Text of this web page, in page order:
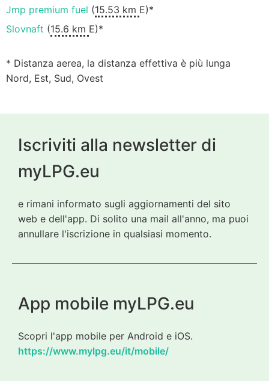
Jmp premium fuel (15.53 km E)*
Slovnaft (15.6 km E)*
* Distanza aerea, la distanza effettiva è più lunga
Nord, Est, Sud, Ovest
Iscriviti alla newsletter di
myLPG.eu
e rimani informato sugli aggiornamenti del sito
web e dell'app. Di solito una mail all'anno, ma puoi
annullare l'iscrizione in qualsiasi momento.
App mobile myLPG.eu
Scopri l'app mobile per Android e iOS.
https://www.mylpg.eu/it/mobile/